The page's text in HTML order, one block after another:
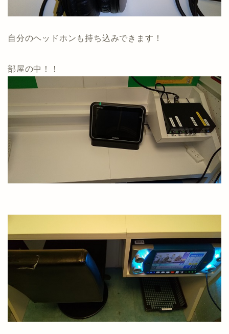
自分のヘッドホンも持ち込みできます！
部屋の中！！